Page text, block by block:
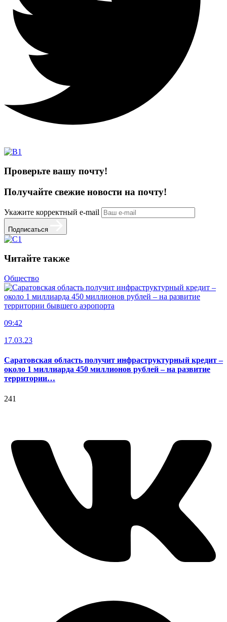
Проверьте вашу почту!
Получайте свежие новости на почту!
Укажите корректный e-mail
Подписаться
Читайте также
Общество
09:42
17.03.23
Саратовская область получит инфраструктурный кредит –
около 1 миллиарда 450 миллионов рублей – на развитие
территории…
241